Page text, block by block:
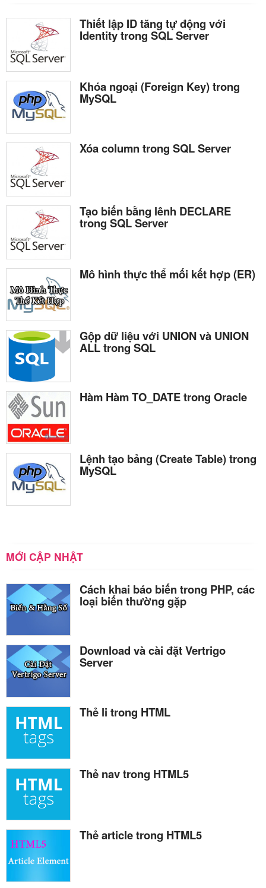
Thiết lập ID tăng tự động với
Identity trong SQL Server
Khóa ngoại (Foreign Key) trong
MySQL
Xóa column trong SQL Server
Tạo biến bằng lênh DECLARE
trong SQL Server
Mô hình thực thể mối kết hợp (ER)
Gộp dữ liệu với UNION và UNION
ALL trong SQL
Hàm Hàm TO_DATE trong Oracle
Lệnh tạo bảng (Create Table) trong
MySQL
MỚI CẬP NHẬT
Cách khai báo biến trong PHP, các
loại biến thường gặp
Download và cài đặt Vertrigo
Server
Thẻ li trong HTML
Thẻ nav trong HTML5
Thẻ article trong HTML5